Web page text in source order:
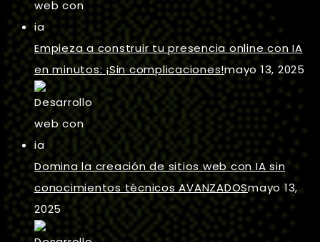
Empieza a construir tu presencia online con IA
en minutos: ¡Sin complicaciones!mayo 13, 2025
Domina la creación de sitios web con IA sin
conocimientos técnicos AVANZADOSmayo 13,
2025